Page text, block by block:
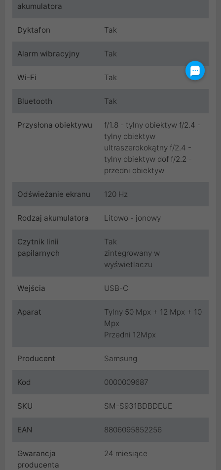
akumulatora
Dyktafon Tak
Alarm wibracyjny Tak
Wi-Fi Tak
Bluetooth Tak
Przysłona obiektywu
f/1.8 - tylny obiektyw f/2.4 -
tylny obiektyw
ultraszerokokątny f/2.4 -
tylny obiektyw dof f/2.2 -
przedni obiektyw
Odświeżanie ekranu 120 Hz
Rodzaj akumulatora Litowo - jonowy
Czytnik linii
papilarnych
Tak
zintegrowany w
wyświetlaczu
Wejścia USB-C
Aparat
Tylny 50 Mpx + 12 Mpx + 10
Mpx
Przedni 12Mpx
Producent Samsung
Kod 0000009687
SKU SM-S931BDBDEUE
EAN 8806095852256
Gwarancja
producenta
24 miesiące